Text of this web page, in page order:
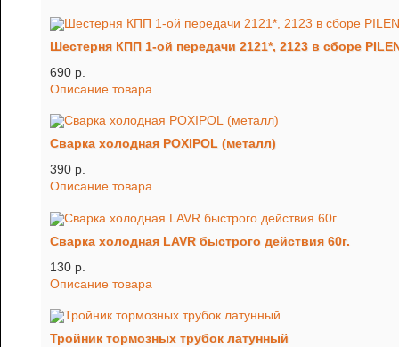
Шестерня КПП 1-ой передачи 2121*, 2123 в сборе
690 p.
Описание товара
Сварка холодная POXIPOL (металл)
390 p.
Описание товара
Сварка холодная LAVR быстрого действия 60г.
130 p.
Описание товара
Тройник тормозных трубок латунный